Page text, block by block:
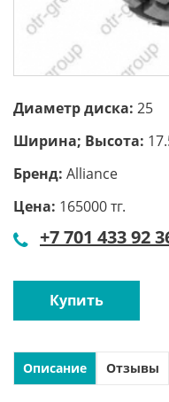
Диаметр диска: 25
Ширина; Высота:
Бренд: Аlliance
Цена: 165000 тг.
+7 701 433 92
Купить
Описание Отзывы